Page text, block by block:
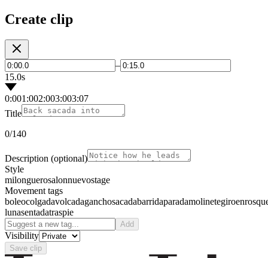
Create clip
–
15.0s
0:001:002:003:003:07
Title
0/140
Description (optional)
Style
milonguerosalonnuevostage
Movement tags
boleocolgadavolcadaganchosacadabarridaparadamolinetegiro
lunasentadatraspie
Add
Visibility
Save clip